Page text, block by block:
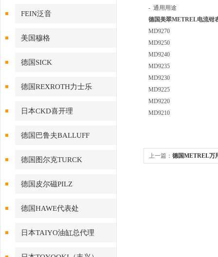
FEIN泛音
美国穆格
德国SICK
德国REXROTH力士乐
日本CKD喜开理
德国巴鲁夫BALLUFF
德国图尔克TURCK
德国皮尔磁PILZ
德国HAWE代表处
日本TAIYO油缸总代理
- 通用用途
德国美翠METREL电流钳
MD9270
MD9250
MD9240
MD9235
MD9230
MD9225
MD9220
MD9210
上一篇： 德国METREL万